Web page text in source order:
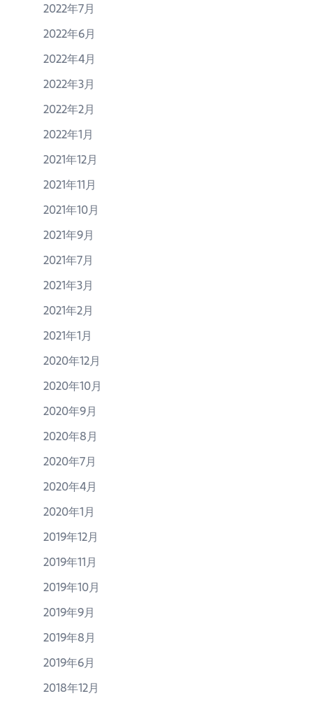
2022年7月
2022年6月
2022年4月
2022年3月
2022年2月
2022年1月
2021年12月
2021年11月
2021年10月
2021年9月
2021年7月
2021年3月
2021年2月
2021年1月
2020年12月
2020年10月
2020年9月
2020年8月
2020年7月
2020年4月
2020年1月
2019年12月
2019年11月
2019年10月
2019年9月
2019年8月
2019年6月
2018年12月